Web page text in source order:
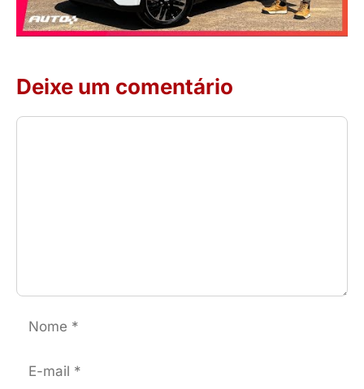
Deixe um comentário
Comentário
Nome
E-
mail